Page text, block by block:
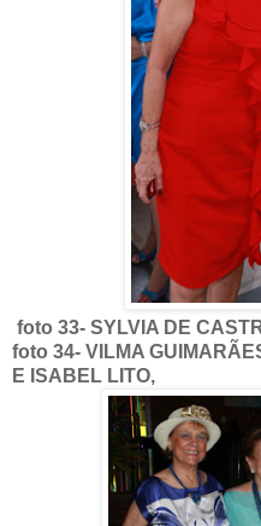
foto 33- SYLVIA DE
foto 34- VILMA
E ISABEL LITO,